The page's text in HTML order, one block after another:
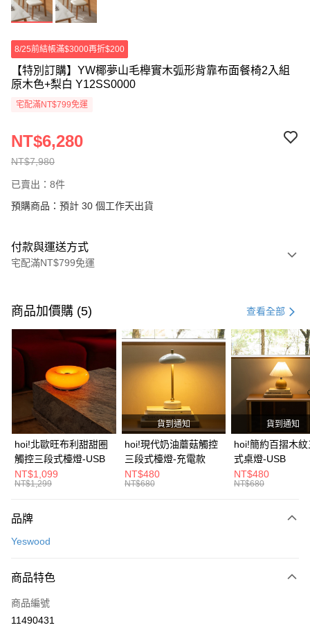
8/25前結帳滿$3000再折$200
【特別訂購】YW椰夢山毛櫸實木弧形背靠布面餐椅2入組
原木色+梨白 Y12SS0000
宅配滿NT$799免運
NT$7,980
NT$6,280
已賣出：8件
預購商品：預計 30 個工作天出貨
付款與運送方式
宅配滿NT$799免運
信用卡一次付款
信用卡分期付款
3 期 0 利率 每期 21家銀行
合作金庫商業銀行
第一商業銀行
華南商業銀行
彰化商業銀行
上海商業儲蓄銀行
台北富邦商業銀行
國泰世華商業銀行
兆豐國際商業銀行
臺灣中小企業銀行
台中商業銀行
匯豐（台灣）商業銀行
華泰商業銀行
聯邦商業銀行
遠東國際商業銀行
元大商業銀行
台灣樂天信用卡公司
6 期 0 利率 每期NT$1,046 21家銀行
合作金庫商業銀行
第一商業銀行
華南商業銀行
彰化商業銀行
上海商業儲蓄銀行
台北富邦商業銀行
國泰世華商業銀行
兆豐國際商業銀行
臺灣中小企業銀行
台中商業銀行
匯豐（台灣）商業銀行
聯邦商業銀行
玉山商業銀行
台灣樂天信用卡公司
LINE Pay
Apple Pay
街口支付
AFTEE先享後付
【關於「AFTEE先享後付」】
AFTEE先享後付是「在收到商品之後才付款」的支付方式。 讓您購物簡單
便利好安心！
３．安心：先確認商品／服務後，再付款。
【「AFTEE先享後付」結帳流程】
結帳頁面，進行簡訊認證並確認金額後，即可完成結帳。
每筆NT$99，滿NT$799(含以上)免運費
商品加價購 (5) 查看全部
hoi!北歐旺布利甜甜圈
觸控三段式檯燈-USB
NT$1,099
NT$1,299
貨到通知
hoi!現代奶油蘑菇觸控
三段式檯燈-充電款
NT$480
NT$680
貨到通知
hoi!簡約百摺木
式桌燈-USB
NT$480
NT$680
品牌
Yeswood
商品特色
商品編號
11490431